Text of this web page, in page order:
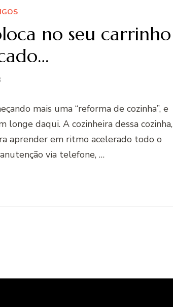
no seu carrinho
mais uma “reforma de cozinha”, e
longe daqui. A cozinheira dessa cozinha,
aprender em ritmo acelerado todo o
via telefone, …